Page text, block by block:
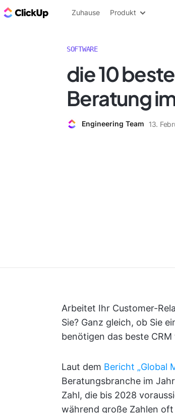
ClickUp Blog
Zuhause Produkt
SOFTWARE
die 10
Beratung
Engineering Team 13.
Arbeitet Ihr Customer-
Sie? Ganz gleich, ob Sie
benötigen das beste
Laut dem Bericht „Global
Beratungsbranche im
Zahl, die bis 2028
während große Zahlen